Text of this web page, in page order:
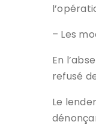
– Les
En
refusé
Le